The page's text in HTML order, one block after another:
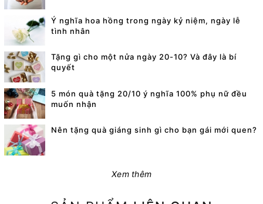
Ý nghĩa hoa hồng trong ngày kỷ niệm, ngày lễ
tình nhân
Tặng gì cho một nửa ngày 20-10? Và đây là bí
quyết
5 món quà tặng 20/10 ý nghĩa 100% phụ nữ đều
muốn nhận
Nên tặng quà giáng sinh gì cho bạn gái mới quen?
Xem thêm